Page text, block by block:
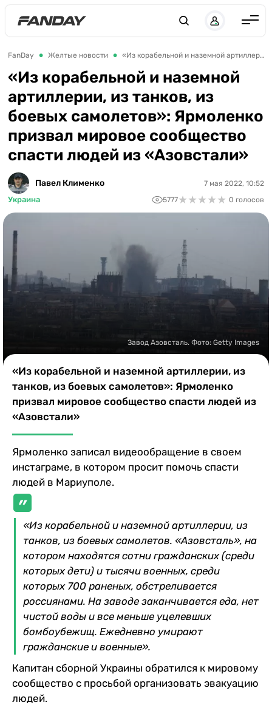
Англия
Испания
Германия
Италия
Франция
Украина
ЛЧ
ЛЕ
ЧЕ-2028
Казино
FanDay Желтые новости «Из корабельной и наземной артиллерии, из танков, из боевых самолетов»: Ярмоленко призвал мировое сообщество спасти людей из «Азовстали»
«Из корабельной и наземной
артиллерии, из танков, из
боевых самолетов»: Ярмоленко
призвал мировое сообщество
спасти людей из «Азовстали»
Павел Клименко
Украина
7 мая 2022, 10:52
5777★★★★★
★★★★★ 0 голосов
Завод Азовсталь. Фото: Getty Images
«Из корабельной и наземной артиллерии, из
танков, из боевых самолетов»: Ярмоленко
призвал мировое сообщество спасти людей из
«Азовстали»
Ярмоленко записал видеообращение в своем
инстаграме, в котором просит помочь спасти
людей в Мариуполе.
«Из корабельной и наземной артиллерии, из
танков, из боевых самолетов. «Азовсталь», на
котором находятся сотни гражданских (среди
которых дети) и тысячи военных, среди
которых 700 раненых, обстреливается
россиянами. На заводе заканчивается еда, нет
чистой воды и все меньше уцелевших
бомбоубежищ. Ежедневно умирают
гражданские и военные».
Капитан сборной Украины обратился к мировому
сообщество с просьбой организовать эвакуацию
людей.